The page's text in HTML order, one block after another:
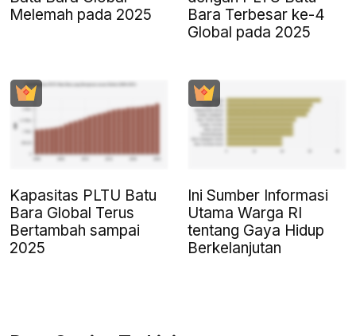
Melemah pada 2025
Bara Terbesar ke-4
Global pada 2025
Kapasitas PLTU Batu
Bara Global Terus
Bertambah sampai
2025
Ini Sumber Informasi
Utama Warga RI
tentang Gaya Hidup
Berkelanjutan